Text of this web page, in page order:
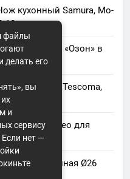
кухонный Samura, Mo-
10
для «Озон» в
и цен
Электрогриль Tescoma,
BergHOFF, Leo для
стеклянная Ø26
файлы
делать его
вы
и
сервису
нет —